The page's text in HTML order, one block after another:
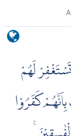
لَهُمْ
كَفَرُوْا